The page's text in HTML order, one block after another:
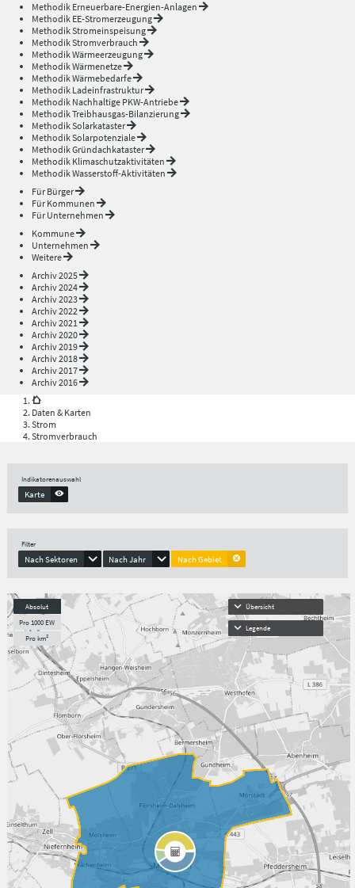
Methodik Erneuerbare-Energien-Anlagen
Methodik EE-Stromerzeugung
Methodik Stromeinspeisung
Methodik Stromverbrauch
Methodik Wärmeerzeugung
Methodik Wärmenetze
Methodik Wärmebedarfe
Methodik Ladeinfrastruktur
Methodik Nachhaltige PKW-Antriebe
Methodik Treibhausgas-Bilanzierung
Methodik Solarkataster
Methodik Solarpotenziale
Methodik Gründachkataster
Methodik Klimaschutzaktivitäten
Methodik Wasserstoff-Aktivitäten
Für Bürger
Für Kommunen
Für Unternehmen
Kommune
Unternehmen
Weitere
Archiv 2025
Archiv 2024
Archiv 2023
Archiv 2022
Archiv 2021
Archiv 2020
Archiv 2019
Archiv 2018
Archiv 2017
Archiv 2016
Daten & Karten
Strom
Stromverbrauch
Indikatorenauswahl
Karte
Filter
Nach Sektoren Nach Jahr Nach Gebiet
Absolut
Pro 1000 EW
Pro km²
Übersicht
Legende